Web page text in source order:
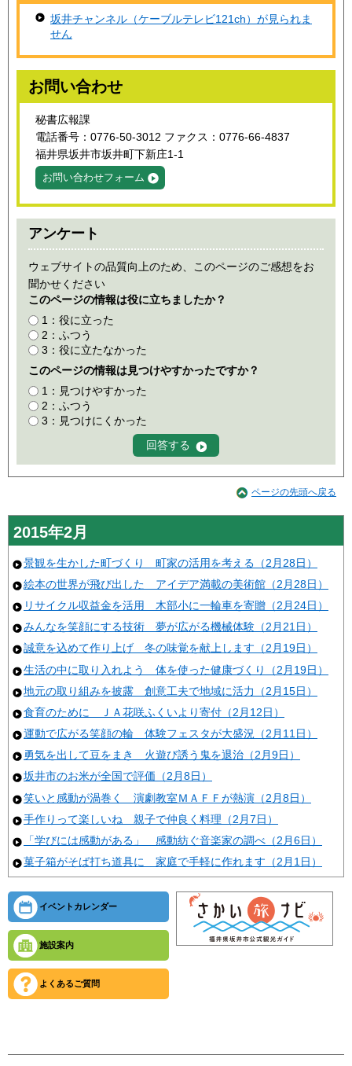
坂井チャンネル（ケーブルテレビ121ch）が見られま
せん
お問い合わせ
秘書広報課
電話番号：0776-50-3012 ファクス：0776-66-4837
福井県坂井市坂井町下新庄1-1
お問い合わせフォーム
アンケート
ウェブサイトの品質向上のため、このページのご感想をお
聞かせください
このページの情報は役に立ちましたか？
1：役に立った
2：ふつう
3：役に立たなかった
このページの情報は見つけやすかったですか？
1：見つけやすかった
2：ふつう
3：見つけにくかった
ページの先頭へ戻る
2015年2月
景観を生かした町づくり 町家の活用を考える（2月28日）
絵本の世界が飛び出した アイデア満載の美術館（2月28日）
リサイクル収益金を活用 木部小に一輪車を寄贈（2月24日）
みんなを笑顔にする技術 夢が広がる機械体験（2月21日）
誠意を込めて作り上げ 冬の味覚を献上します（2月19日）
生活の中に取り入れよう 体を使った健康づくり（2月19日）
地元の取り組みを披露 創意工夫で地域に活力（2月15日）
食育のために ＪＡ花咲ふくいより寄付（2月12日）
運動で広がる笑顔の輪 体験フェスタが大盛況（2月11日）
勇気を出して豆をまき 火遊び誘う鬼を退治（2月9日）
坂井市のお米が全国で評価（2月8日）
笑いと感動が渦巻く 演劇教室ＭＡＦＦが熱演（2月8日）
手作りって楽しいね 親子で仲良く料理（2月7日）
「学びには感動がある」 感動紡ぐ音楽家の調べ（2月6日）
菓子箱がそば打ち道具に 家庭で手軽に作れます（2月1日）
イベントカレンダー
施設案内
よくあるご質問